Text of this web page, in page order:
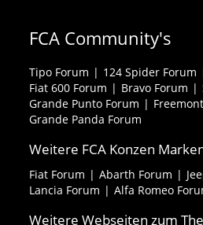
FCA Community's
Tipo Forum 124 Spider Forum
Fiat 600 Forum
Bravo Forum
Grande Punto Forum
Grande Panda Forum
Weitere FCA Konzen
Fiat Forum Abarth Forum
Lancia Forum
Alfa Romeo
Weitere Webseiten zum